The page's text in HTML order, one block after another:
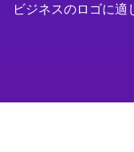
ビジネスのロゴに適